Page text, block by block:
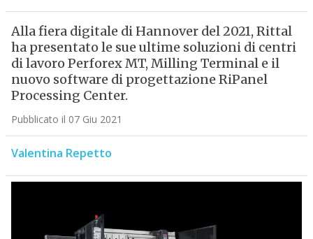
Alla fiera digitale di Hannover del 2021, Rittal
ha presentato le sue ultime soluzioni di centri
di lavoro Perforex MT, Milling Terminal e il
nuovo software di progettazione RiPanel
Processing Center.
Pubblicato il 07 Giu 2021
Valentina Repetto